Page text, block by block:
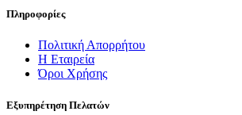
Πληροφορίες
Πολιτική Απορρήτου
Η Εταιρεία
Όροι Χρήσης
Εξυπηρέτηση Πελατών